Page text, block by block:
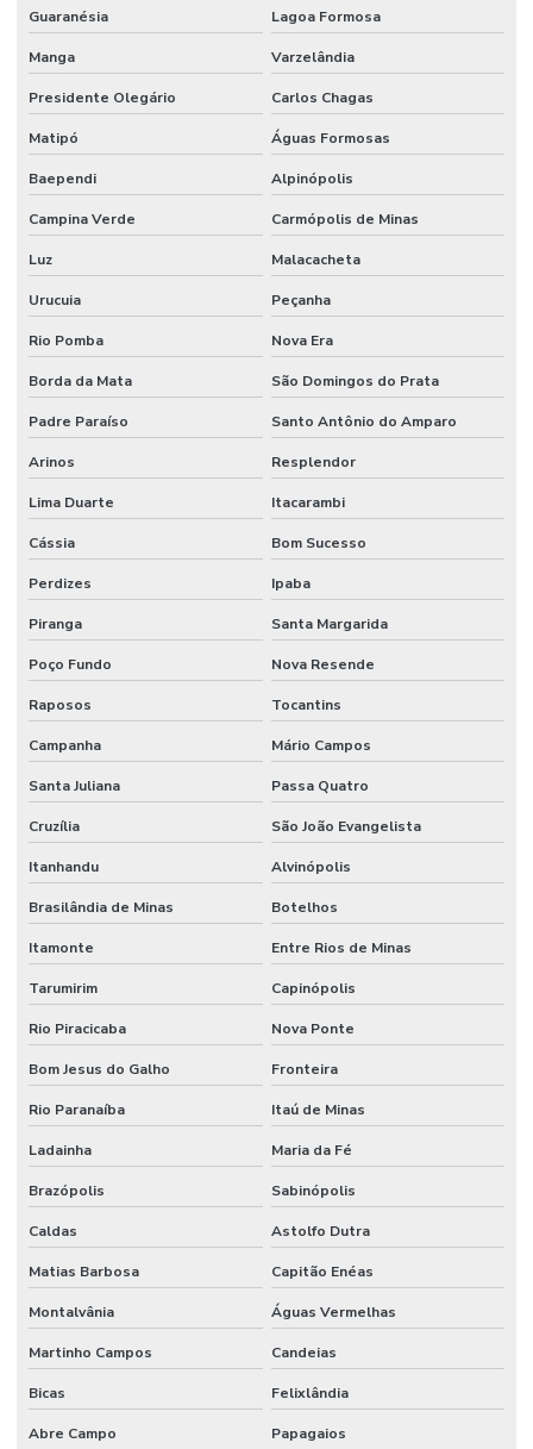
Guaranésia Lagoa Formosa
Manga Varzelândia
Presidente Olegário Carlos Chagas
Matipó Águas Formosas
Baependi Alpinópolis
Campina Verde Carmópolis de Minas
Luz Malacacheta
Urucuia Peçanha
Rio Pomba Nova Era
Borda da Mata São Domingos do Prata
Padre Paraíso Santo Antônio do Amparo
Arinos Resplendor
Lima Duarte Itacarambi
Cássia Bom Sucesso
Perdizes Ipaba
Piranga Santa Margarida
Poço Fundo Nova Resende
Raposos Tocantins
Campanha Mário Campos
Santa Juliana Passa Quatro
Cruzília São João Evangelista
Itanhandu Alvinópolis
Brasilândia de Minas Botelhos
Itamonte Entre Rios de Minas
Tarumirim Capinópolis
Rio Piracicaba Nova Ponte
Bom Jesus do Galho Fronteira
Rio Paranaíba Itaú de Minas
Ladainha Maria da Fé
Brazópolis Sabinópolis
Caldas Astolfo Dutra
Matias Barbosa Capitão Enéas
Montalvânia Águas Vermelhas
Martinho Campos Candeias
Bicas Felixlândia
Abre Campo Papagaios